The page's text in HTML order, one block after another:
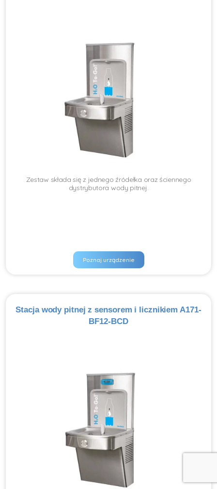
Zestaw składa się z jednego źródełka oraz ściennego
dystrybutora wody pitnej.
Poznaj urządzenie
Stacja wody pitnej z sensorem i licznikiem A171-
BF12-BCD